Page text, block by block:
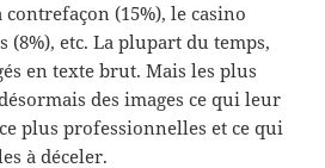
(15%), le casino
(8%), etc. La plupart du temps,
en texte brut. Mais les plus
des images ce qui leur
plus professionnelles et ce qui
à déceler.